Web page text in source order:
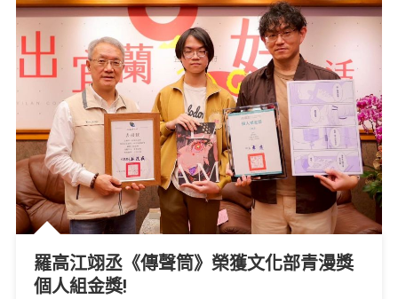
羅高江翊丞《傳聲筒》榮獲文化部青漫獎
個人組金獎!